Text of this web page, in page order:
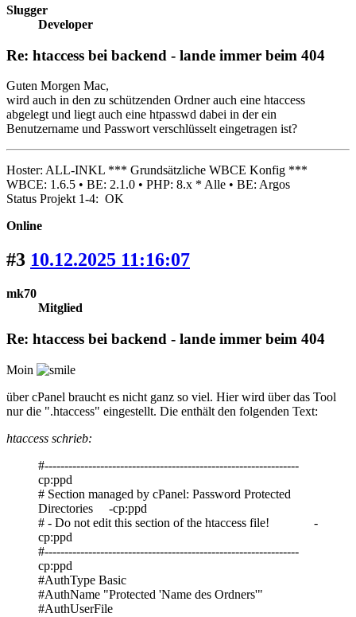
Slugger
Developer
Re: htaccess bei backend - lande immer beim 404
Guten Morgen Mac,
wird auch in den zu schützenden Ordner auch eine htaccess
abgelegt und liegt auch eine htpasswd dabei in der ein
Benutzername und Passwort verschlüsselt eingetragen ist?
Hoster: ALL-INKL *** Grundsätzliche WBCE Konfig ***
WBCE: 1.6.5 • BE: 2.1.0 • PHP: 8.x * Alle • BE: Argos
Status Projekt 1-4: OK
Online
#3 10.12.2025 11:16:07
mk70
Mitglied
Re: htaccess bei backend - lande immer beim 404
Moin
über cPanel braucht es nicht ganz so viel. Hier wird über das Tool
nur die ".htaccess" eingestellt. Die enthält den folgenden Text:
htaccess schrieb:
#----------------------------------------------------------------
cp:ppd
# Section managed by cPanel: Password Protected
Directories -cp:ppd
# - Do not edit this section of the htaccess file! -
cp:ppd
#----------------------------------------------------------------
cp:ppd
#AuthType Basic
#AuthName "Protected 'Name des Ordners'"
#AuthUserFile